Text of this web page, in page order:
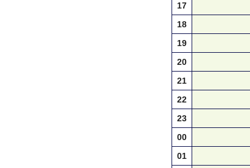
17
18
19
20
21
22
23
00
01